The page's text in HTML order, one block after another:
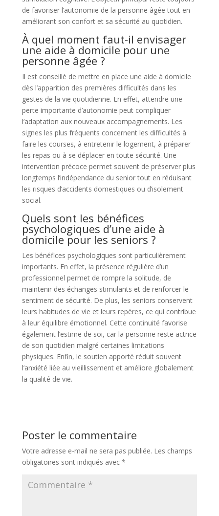
de favoriser l’autonomie de la personne âgée tout en
améliorant son confort et sa sécurité au quotidien.
À quel moment faut-il envisager
une aide à domicile pour une
personne âgée ?
Il est conseillé de mettre en place une aide à domicile
dès l’apparition des premières difficultés dans les
gestes de la vie quotidienne. En effet, attendre une
perte importante d’autonomie peut compliquer
l’adaptation aux nouveaux accompagnements. Les
signes les plus fréquents concernent les difficultés à
faire les courses, à entretenir le logement, à préparer
les repas ou à se déplacer en toute sécurité. Une
intervention précoce permet souvent de préserver plus
longtemps l’indépendance du senior tout en réduisant
les risques d’accidents domestiques ou d’isolement
social.
Quels sont les bénéfices
psychologiques d’une aide à
domicile pour les seniors ?
Les bénéfices psychologiques sont particulièrement
importants. En effet, la présence régulière d’un
professionnel permet de rompre la solitude, de
maintenir des échanges stimulants et de renforcer le
sentiment de sécurité. De plus, les seniors conservent
leurs habitudes de vie et leurs repères, ce qui contribue
à leur équilibre émotionnel. Cette continuité favorise
également l’estime de soi, car la personne reste actrice
de son quotidien malgré certaines limitations
physiques. Enfin, le soutien apporté réduit souvent
l’anxiété liée au vieillissement et améliore globalement
la qualité de vie.
Poster le commentaire
Votre adresse e-mail ne sera pas publiée. Les champs
obligatoires sont indiqués avec *